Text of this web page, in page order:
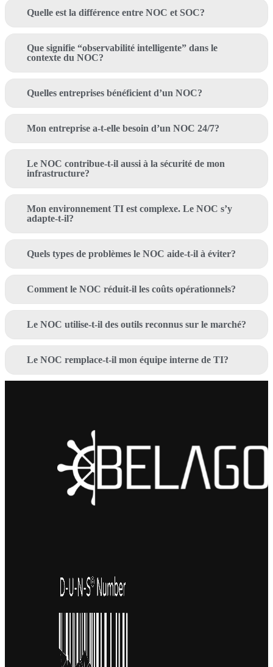
Quelle est la différence entre NOC et SOC?
Que signifie “observabilité intelligente” dans le
contexte du NOC?
Quelles entreprises bénéficient d’un NOC?
Mon entreprise a-t-elle besoin d’un NOC 24/7?
Le NOC contribue-t-il aussi à la sécurité de mon
infrastructure?
Mon environnement TI est complexe. Le NOC s’y
adapte-t-il?
Quels types de problèmes le NOC aide-t-il à éviter?
Comment le NOC réduit-il les coûts opérationnels?
Le NOC utilise-t-il des outils reconnus sur le marché?
Le NOC remplace-t-il mon équipe interne de TI?